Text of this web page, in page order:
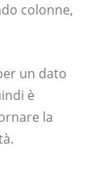
colonne,
un dato
è
la